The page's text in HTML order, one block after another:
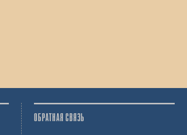
ОБРАТНАЯ СВЯЗЬ